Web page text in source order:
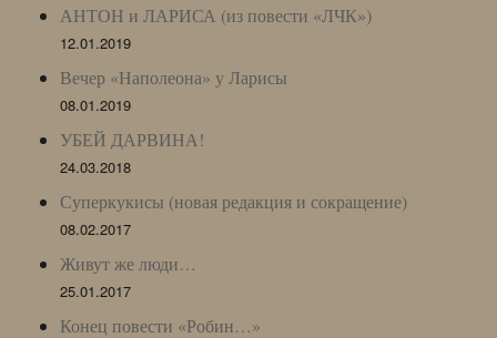
АНТОН и ЛАРИСА (из повести «ЛЧК»)
12.01.2019
Вечер «Наполеона» у Ларисы
08.01.2019
УБЕЙ ДАРВИНА!
24.03.2018
Суперкукисы (новая редакция и сокращение)
08.02.2017
Живут же люди…
25.01.2017
Конец повести «Робин…»